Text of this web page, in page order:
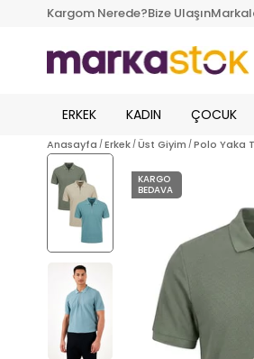
Kargom Nerede?Bize Ulaşın
ERKEK KADIN ÇOCUK
Anasayfa Erkek Üst Giyim Polo Yaka
KARGO
BEDAVA